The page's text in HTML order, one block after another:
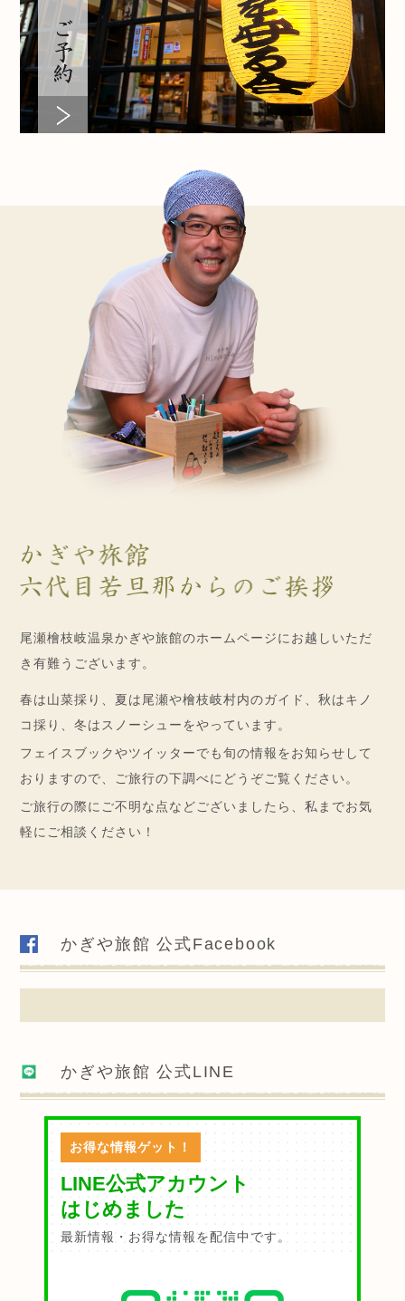
尾瀬檜枝岐温泉かぎや旅館のホームページにお越しいただ
き有難うございます。
春は山菜採り、夏は尾瀬や檜枝岐村内のガイド、秋はキノ
コ採り、冬はスノーシューをやっています。
フェイスブックやツイッターでも旬の情報をお知らせして
おりますので、ご旅行の下調べにどうぞご覧ください。
ご旅行の際にご不明な点などございましたら、私までお気
軽にご相談ください！
かぎや旅館 公式Facebook
かぎや旅館 公式LINE
お得な情報ゲット！
LINE公式アカウント
はじめました
最新情報・お得な情報を配信中です。